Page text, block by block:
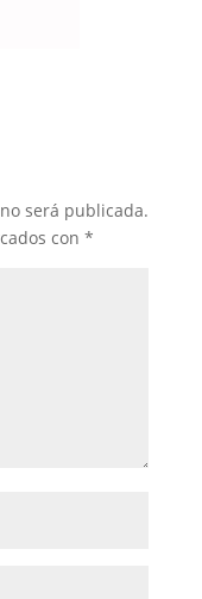
será publicada.
con *